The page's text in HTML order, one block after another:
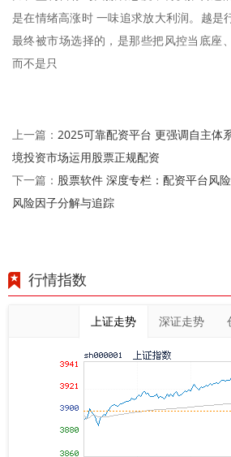
是在情绪高涨时 一味追求放大利润。越是
最终被市场选择的，是那些把风控当底座
而不是只
上一篇： 2025可靠配资平台 更强调自主体
境投资市场运用股票正规配资
下一篇： 股票软件 深度专栏：配资平台风
风险因子分解与追踪
行情指数
上证走势 深证走势